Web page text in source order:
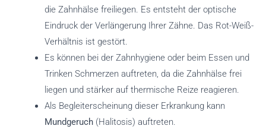
die Zahnhälse freiliegen. Es entsteht der optische
Eindruck der Verlängerung Ihrer Zähne. Das Rot-Weiß-
Verhältnis ist gestört.
Es können bei der Zahnhygiene oder beim Essen und
Trinken Schmerzen auftreten, da die Zahnhälse frei
liegen und stärker auf thermische Reize reagieren.
Als Begleiterscheinung dieser Erkrankung kann
Mundgeruch (Halitosis) auftreten.